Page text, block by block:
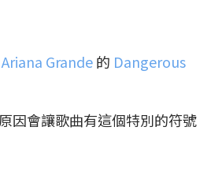
Ariana Grande的 Dangerous
因會讓歌曲有這個特別的符號